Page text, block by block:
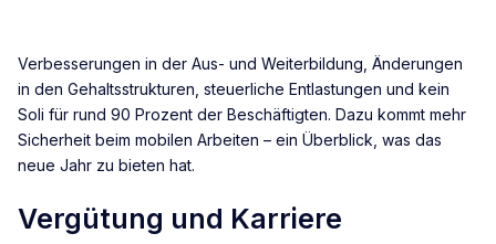
Verbesserungen in der Aus- und Weiterbildung, Änderungen
in den Gehaltsstrukturen, steuerliche Entlastungen und kein
Soli für rund 90 Prozent der Beschäftigten. Dazu kommt mehr
Sicherheit beim mobilen Arbeiten – ein Überblick, was das
neue Jahr zu bieten hat.
Vergütung und Karriere